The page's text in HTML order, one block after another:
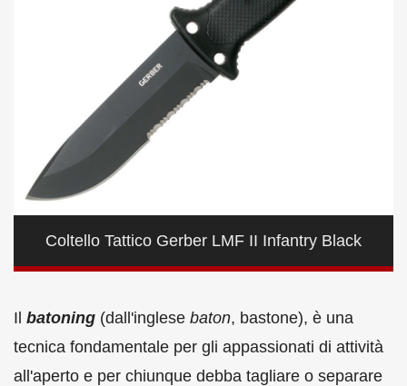
Coltello Tattico Gerber LMF II Infantry Black
Il batoning (dall'inglese baton, bastone), è una
tecnica fondamentale per gli appassionati di attività
all'aperto e per chiunque debba tagliare o separare